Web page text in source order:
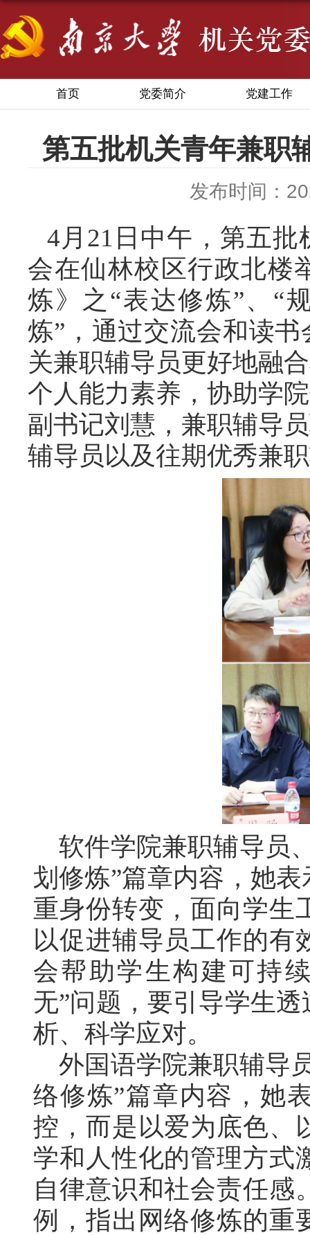
首页 党委简介 党建工作
第五批机关青年兼职
发布时间：
4月21日中午，第五批
会在仙林校区行政北楼
炼》之“表达修炼”、“
炼”，通过交流会和读书
关兼职辅导员更好地融
个人能力素养，协助学
副书记刘慧，兼职辅导
辅导员以及往期优秀兼
软件学院兼职辅导员
划修炼”篇章内容，她
重身份转变，面向学生
以促进辅导员工作的有
会帮助学生构建可持
无”问题，要引导学生
析、科学应对。
外国语学院兼职辅导
络修炼”篇章内容，她
控，而是以爱为底色、
学和人性化的管理方式
自律意识和社会责任感
例，指出网络修炼的重